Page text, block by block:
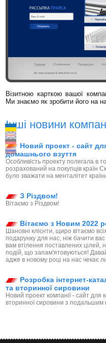
Візитною карткою вашої
Ми знаємо як зробити його на
Інші новини
Новий проект - сайт
домашнього взуття
Особливість проекту полягала в
розрахований на покупців країн
було зважати на менталітет
З Різдвом!
Вітаємо з Різдвом!
Вітаємо з Новим 2022
Шановні клієнти, щиро вітаємо
подарунку для нас, ніж бачити
вам втілення поставлених цілей,
подій, що запам'ятовуються!
адже в новому році на нас чекає
Розробка інтернет-
та вторинної сировини
Новий проект компанії - сайт для
вторинної сировини з подальшим